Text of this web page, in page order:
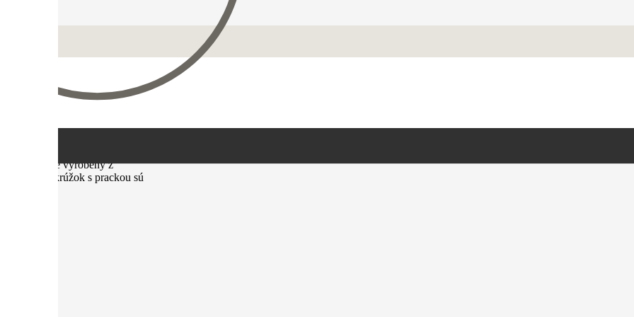
MiHOR je vyrobený z
Polokrúžok s prackou sú